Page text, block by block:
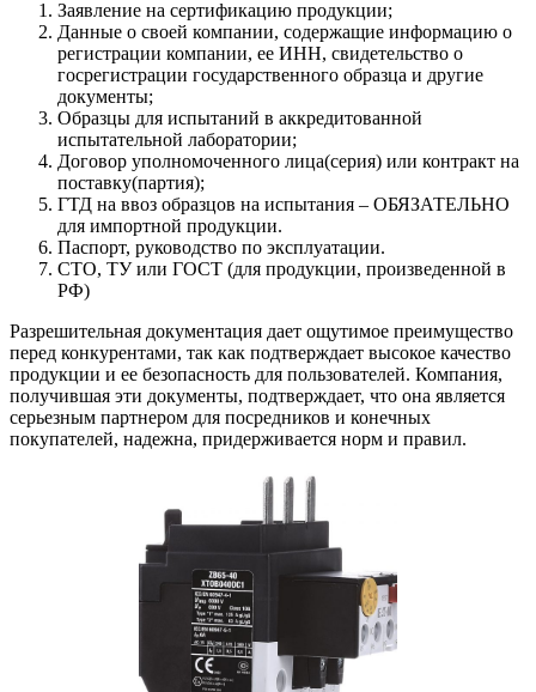
Заявление на сертификацию продукции;
Данные о своей компании, содержащие информацию о
регистрации компании, ее ИНН, свидетельство о
госрегистрации государственного образца и другие
документы;
Образцы для испытаний в аккредитованной
испытательной лаборатории;
Договор уполномоченного лица(серия) или контракт на
поставку(партия);
ГТД на ввоз образцов на испытания – ОБЯЗАТЕЛЬНО
для импортной продукции.
Паспорт, руководство по эксплуатации.
СТО, ТУ или ГОСТ (для продукции, произведенной в
РФ)
Разрешительная документация дает ощутимое преимущество
перед конкурентами, так как подтверждает высокое качество
продукции и ее безопасность для пользователей. Компания,
получившая эти документы, подтверждает, что она является
серьезным партнером для посредников и конечных
покупателей, надежна, придерживается норм и правил.